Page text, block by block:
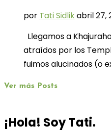
por Tati Sidlikabril 27,
Llegamos a
atraídos por los
fuimos alucinados (o
Ver más Posts
¡Hola! Soy Tati.